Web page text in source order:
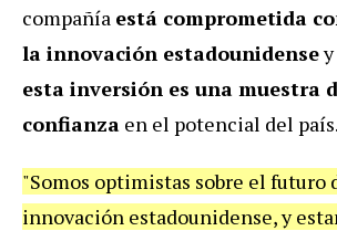
compañía está comprometida
la innovación estadounidense
esta inversión es una muestra
confianza en el potencial del país.
"Somos optimistas sobre el futuro
innovación estadounidense, y